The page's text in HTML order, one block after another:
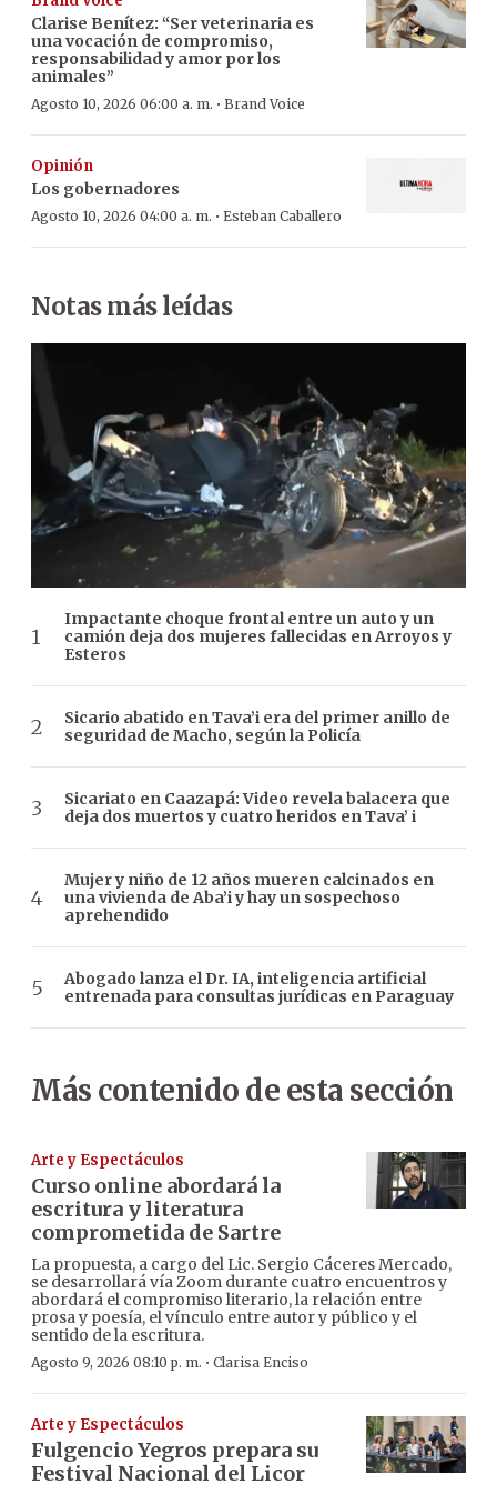
Clarise Benítez: “Ser veterinaria es
una vocación de compromiso,
responsabilidad y amor por los
animales”
Agosto 10, 2026 06:00 a. m. · Brand Voice
Opinión
Los gobernadores
Agosto 10, 2026 04:00 a. m. · Esteban Caballero
Notas más leídas
Impactante choque frontal entre un auto y un
camión deja dos mujeres fallecidas en Arroyos y
Esteros
Sicario abatido en Tava’i era del primer anillo de
seguridad de Macho, según la Policía
Sicariato en Caazapá: Video revela balacera que
deja dos muertos y cuatro heridos en Tava’ i
Mujer y niño de 12 años mueren calcinados en
una vivienda de Aba’i y hay un sospechoso
aprehendido
Abogado lanza el Dr. IA, inteligencia artificial
entrenada para consultas jurídicas en Paraguay
Más contenido de esta sección
Arte y Espectáculos
Curso online abordará la
escritura y literatura
comprometida de Sartre
La propuesta, a cargo del Lic. Sergio Cáceres Mercado,
se desarrollará vía Zoom durante cuatro encuentros y
abordará el compromiso literario, la relación entre
prosa y poesía, el vínculo entre autor y público y el
sentido de la escritura.
Agosto 9, 2026 08:10 p. m. · Clarisa Enciso
Arte y Espectáculos
Fulgencio Yegros prepara su
Festival Nacional del Licor